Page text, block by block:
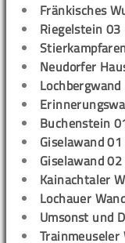
Fränkisches
Riegelstein
Neudorfer
Lochbergwand
Buchenstein
Giselawand
Giselawand
Kainachtaler
Lochauer
Umsonst und
Trainmeuseler